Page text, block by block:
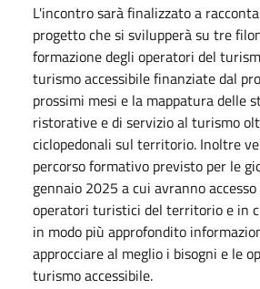
L'incontro sarà finalizzato a
progetto che si svilupperà su tre
formazione degli operatori del
turismo accessibile finanziate dal
prossimi mesi e ⁠la mappatura delle
ristorative e di servizio al turismo
ciclopedonali sul territorio. Inoltre
percorso formativo previsto per le
gennaio 2025 a cui avranno
operatori turistici del territorio e in
in modo più approfondito
approcciare al meglio i bisogni e le
turismo accessibile.